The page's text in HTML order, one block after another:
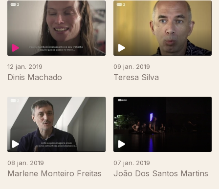
12 jan. 2019
Dinis Machado
09 jan. 2019
Teresa Silva
350541
08 jan. 2019
Marlene Monteiro Freitas
07 jan. 2019
João Dos Santos Martins